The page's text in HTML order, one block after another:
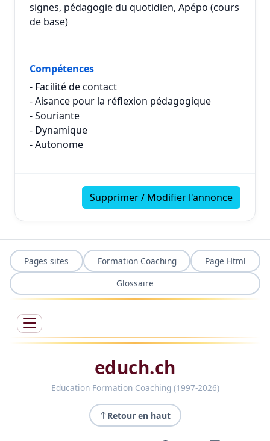
signes, pédagogie du quotidien, Apépo (cours
de base)
Compétences
- Facilité de contact
- Aisance pour la réflexion pédagogique
- Souriante
- Dynamique
- Autonome
Supprimer / Modifier l'annonce
Pages sites Formation Coaching
Page Html
Glossaire
educh.ch
Education Formation Coaching (1997-2026)
Retour en haut